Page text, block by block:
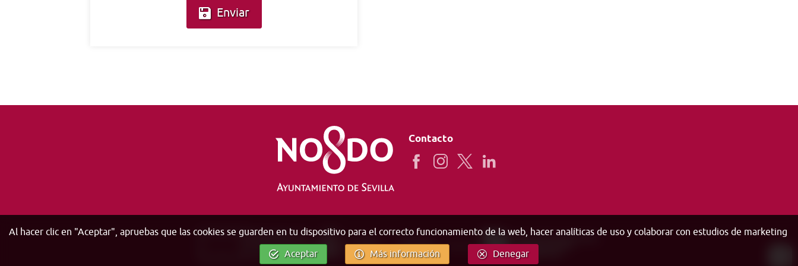
Enviar
Contacto
Al hacer clic en "Aceptar", apruebas que las cookies se guarden en tu dispositivo para el correcto funcionamiento de la web, hacer analíticas de uso y colaborar con estudios de marketing
Aceptar
Más información Denegar